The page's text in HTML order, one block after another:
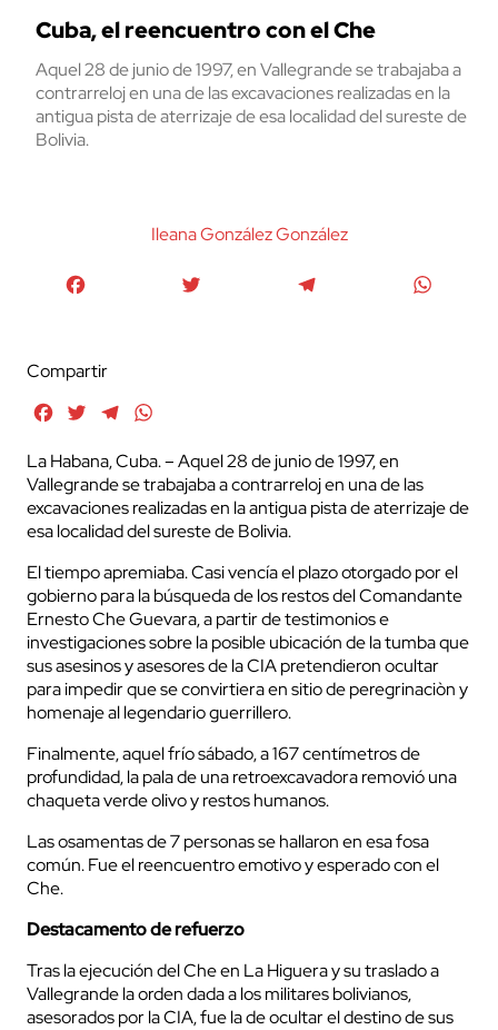
Cuba, el reencuentro con el Che
Aquel 28 de junio de 1997, en Vallegrande se trabajaba a
contrarreloj en una de las excavaciones realizadas en la
antigua pista de aterrizaje de esa localidad del sureste de
Bolivia.
Ileana González González
Compartir
FacebookTwitterTelegram
La Habana, Cuba. – Aquel 28 de junio de 1997, en
Vallegrande se trabajaba a contrarreloj en una de las
excavaciones realizadas en la antigua pista de aterrizaje de
esa localidad del sureste de Bolivia.
El tiempo apremiaba. Casi vencía el plazo otorgado por el
gobierno para la búsqueda de los restos del Comandante
Ernesto Che Guevara, a partir de testimonios e
investigaciones sobre la posible ubicación de la tumba que
sus asesinos y asesores de la CIA pretendieron ocultar
para impedir que se convirtiera en sitio de peregrinaciòn y
homenaje al legendario guerrillero.
Finalmente, aquel frío sábado, a 167 centímetros de
profundidad, la pala de una retroexcavadora removió una
chaqueta verde olivo y restos humanos.
Las osamentas de 7 personas se hallaron en esa fosa
común. Fue el reencuentro emotivo y esperado con el
Che.
Destacamento de refuerzo
Tras la ejecución del Che en La Higuera y su traslado a
Vallegrande la orden dada a los militares bolivianos,
asesorados por la CIA, fue la de ocultar el destino de sus